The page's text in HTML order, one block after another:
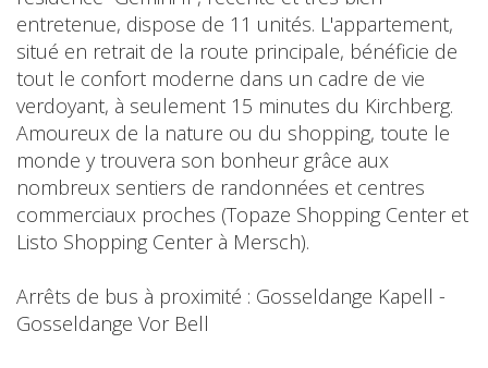
entretenue, dispose de 11 unités. L'appartement,
situé en retrait de la route principale, bénéficie de
tout le confort moderne dans un cadre de vie
verdoyant, à seulement 15 minutes du Kirchberg.
Amoureux de la nature ou du shopping, toute le
monde y trouvera son bonheur grâce aux
nombreux sentiers de randonnées et centres
commerciaux proches (Topaze Shopping Center et
Listo Shopping Center à Mersch).
Arrêts de bus à proximité : Gosseldange Kapell -
Gosseldange Vor Bell